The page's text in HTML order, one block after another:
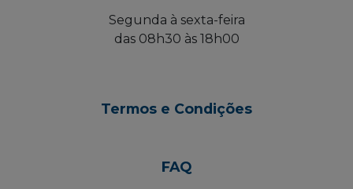
Segunda à sexta-feira
das 08h30 às 18h00
Termos e Condições
FAQ